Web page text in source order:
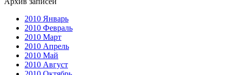
2010 Январь
2010 Февраль
2010 Март
2010 Апрель
2010 Май
2010 Август